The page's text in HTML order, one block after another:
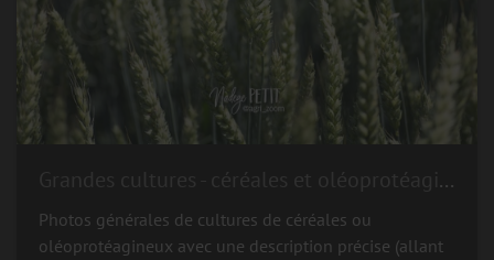
Grandes cultures - céréales et oléoprotéagineux
Photos générales de cultures de céréales ou
oléoprotéagineux avec une description précise (allant